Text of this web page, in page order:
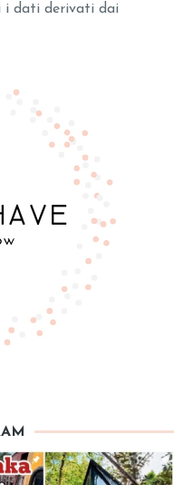
i dati derivati dai